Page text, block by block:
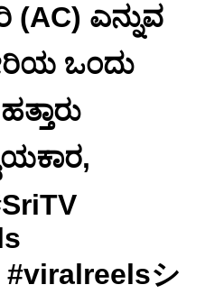
ಎನ್ನುವ
ಒಂದು
シ